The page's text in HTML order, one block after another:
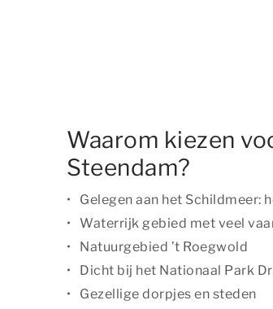
Waarom kiezen
Steendam?
Gelegen aan het Schildmeer:
Waterrijk gebied met veel
Natuurgebied ’t Roegwold
Dicht bij het Nationaal Park
Gezellige dorpjes en steden